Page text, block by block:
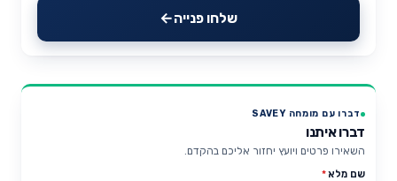
שלחו פנייה
דברו עם מומחה SAVEY
דברו איתנו
השאירו פרטים ויועץ יחזור אליכם בהקדם.
שם מלא*